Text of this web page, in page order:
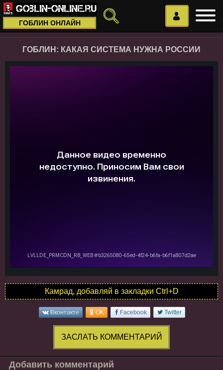
ГОБЛИН ОНЛАЙН
ГОБЛИН: КАКАЯ СИСТЕМА НУЖНА РОССИИ
Камрад, добавляй в закладки Ctrl+D
Вконтакте OK Facebook Twitter
ЗАСЛАТЬ КОММЕНТАРИЙ
Добавить комментарий